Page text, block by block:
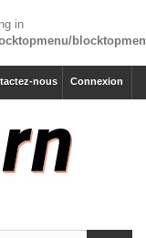
in
Connexion
nous